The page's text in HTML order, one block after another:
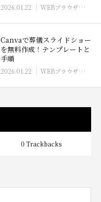
2026.01.22 WEBブラウザ・クラウドでの作成
Canvaで葬儀スライドショー
を無料作成！テンプレートと
手順
2026.01.22 WEBブラウザ・クラウドでの作成
0 Trackbacks